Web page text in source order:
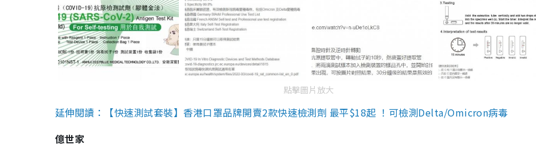
點擊圖片放大
延伸閱讀：【快速測試套裝】香港口罩品牌開賣2款快速檢測劑 最平$18起 ！可檢測Delta/Omicron病毒
億世家